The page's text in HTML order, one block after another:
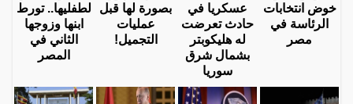
خوض انتخابات
الرئاسة في
مصر
عسكريا في
حادث تعرضت
له هليكوبتر
بشمال شرق
سوريا
بصورة لها قبل
عمليات
التجميل!
لطفليها.. تورط
ابنها وزوجها
الثاني في
المصر